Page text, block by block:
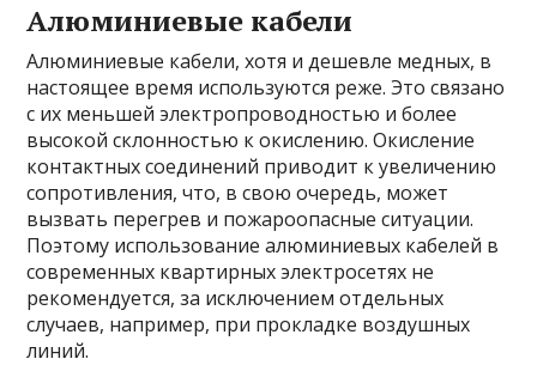
Алюминиевые кабели
Алюминиевые кабели, хотя и дешевле медных, в
настоящее время используются реже. Это связано
с их меньшей электропроводностью и более
высокой склонностью к окислению. Окисление
контактных соединений приводит к увеличению
сопротивления, что, в свою очередь, может
вызвать перегрев и пожароопасные ситуации.
Поэтому использование алюминиевых кабелей в
современных квартирных электросетях не
рекомендуется, за исключением отдельных
случаев, например, при прокладке воздушных
линий.